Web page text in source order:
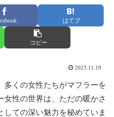
はてブ
コピー
2023.11.19
多くの女性たちがマフラーを
性の世界は、ただの暖かさ
ての深い魅力を秘めていま